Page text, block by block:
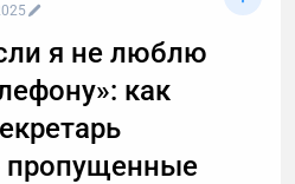
я не люблю
как
пропущенные